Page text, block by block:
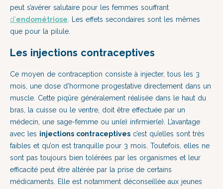
peut s’avérer salutaire pour les femmes souffrant
d’endométriose . Les effets secondaires sont les mêmes
que pour la pilule.
Les injections contraceptives
Ce moyen de contraception consiste à injecter, tous les 3
mois, une dose d’hormone progestative directement dans un
muscle. Cette piqûre généralement réalisée dans le haut du
bras, la cuisse ou le ventre, doit être effectuée par un
médecin, une sage-femme ou un(e) infirmier(e). L’avantage
avec les injections contraceptives c’est qu’elles sont très
faibles et qu’on est tranquille pour 3 mois. Toutefois, elles ne
sont pas toujours bien tolérées par les organismes et leur
efficacité peut être altérée par la prise de certains
médicaments. Elle est notamment déconseillée aux jeunes